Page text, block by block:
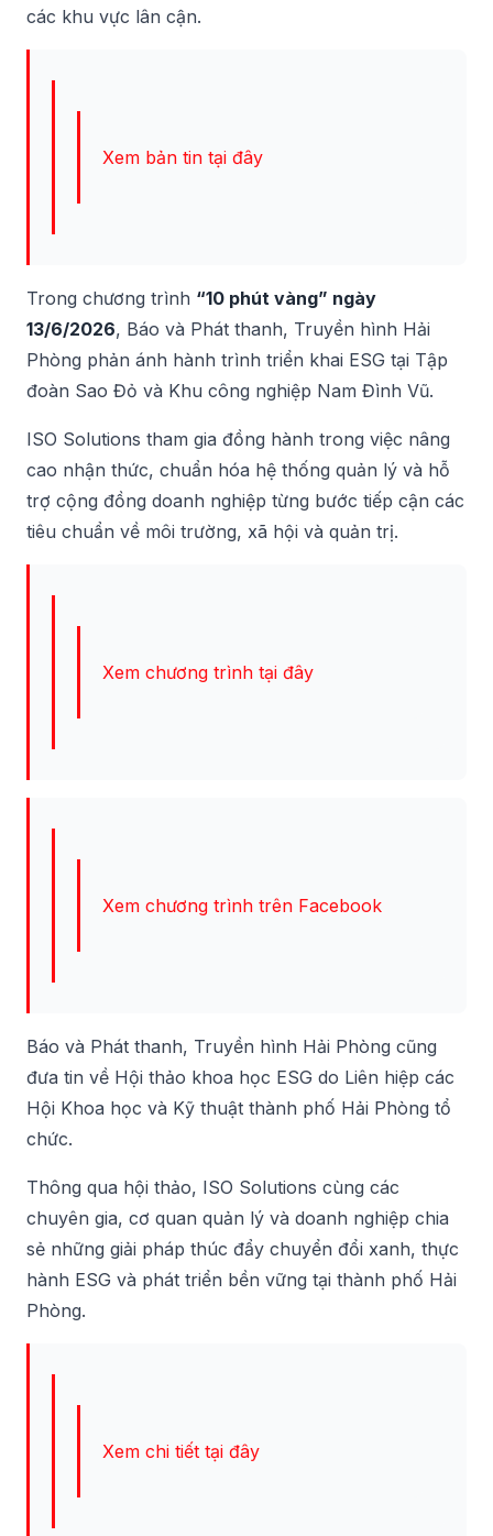
các khu vực lân cận.
Xem bản tin tại đây
Trong chương trình “10 phút vàng” ngày
13/6/2026, Báo và Phát thanh, Truyền hình Hải
Phòng phản ánh hành trình triển khai ESG tại Tập
đoàn Sao Đỏ và Khu công nghiệp Nam Đình Vũ.
ISO Solutions tham gia đồng hành trong việc nâng
cao nhận thức, chuẩn hóa hệ thống quản lý và hỗ
trợ cộng đồng doanh nghiệp từng bước tiếp cận các
tiêu chuẩn về môi trường, xã hội và quản trị.
Xem chương trình tại đây
Xem chương trình trên Facebook
Báo và Phát thanh, Truyền hình Hải Phòng cũng
đưa tin về Hội thảo khoa học ESG do Liên hiệp các
Hội Khoa học và Kỹ thuật thành phố Hải Phòng tổ
chức.
Thông qua hội thảo, ISO Solutions cùng các
chuyên gia, cơ quan quản lý và doanh nghiệp chia
sẻ những giải pháp thúc đẩy chuyển đổi xanh, thực
hành ESG và phát triển bền vững tại thành phố Hải
Phòng.
Xem chi tiết tại đây